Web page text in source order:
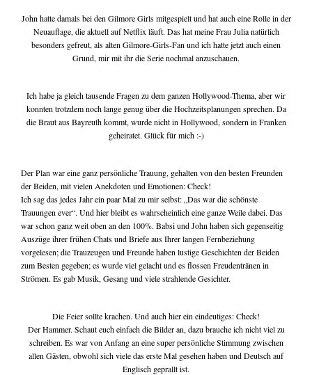
John hatte damals bei den Gilmore Girls mitgespielt und hat auch eine Rolle in der
Neuauflage, die aktuell auf Netflix läuft. Das hat meine Frau Julia natürlich
besonders gefreut, als alten Gilmore-Girls-Fan und ich hatte jetzt auch einen
Grund, mir mit ihr die Serie nochmal anzuschauen.
Ich habe ja gleich tausende Fragen zu dem ganzen Hollywood-Thema, aber wir
konnten trotzdem noch lange genug über die Hochzeitsplanungen sprechen. Da
die Braut aus Bayreuth kommt, wurde nicht in Hollywood, sondern in Franken
geheiratet. Glück für mich :-)
Der Plan war eine ganz persönliche Trauung, gehalten von den besten Freunden
der Beiden, mit vielen Anekdoten und Emotionen: Check!
Ich sag das jedes Jahr ein paar Mal zu mir selbst: „Das war die schönste
Trauungen ever“. Und hier bleibt es wahrscheinlich eine ganze Weile dabei. Das
war schon ganz weit oben an den 100%. Babsi und John haben sich gegenseitig
Auszüge ihrer frühen Chats und Briefe aus Ihrer langen Fernbeziehung
vorgelesen; die Trauzeugen und Freunde haben lustige Geschichten der Beiden
zum Besten gegeben; es wurde viel gelacht und es flossen Freudentränen in
Strömen. Es gab Musik, Gesang und viele strahlende Gesichter.
Die Feier sollte krachen. Und auch hier ein eindeutiges: Check!
Der Hammer. Schaut euch einfach die Bilder an, dazu brauche ich nicht viel zu
schreiben. Es war von Anfang an eine super persönliche Stimmung zwischen
allen Gästen, obwohl sich viele das erste Mal gesehen haben und Deutsch auf
Englisch geprallt ist.